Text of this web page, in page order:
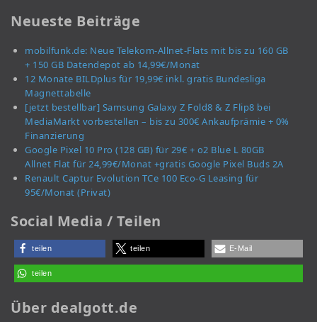
Neueste Beiträge
mobilfunk.de: Neue Telekom-Allnet-Flats mit bis zu 160 GB
+ 150 GB Datendepot ab 14,99€/Monat
12 Monate BILDplus für 19,99€ inkl. gratis Bundesliga
Magnettabelle
[jetzt bestellbar] Samsung Galaxy Z Fold8 & Z Flip8 bei
MediaMarkt vorbestellen – bis zu 300€ Ankaufprämie + 0%
Finanzierung
Google Pixel 10 Pro (128 GB) für 29€ + o2 Blue L 80GB
Allnet Flat für 24,99€/Monat +gratis Google Pixel Buds 2A
Renault Captur Evolution TCe 100 Eco-G Leasing für
95€/Monat (Privat)
Social Media / Teilen
teilen teilen E-Mail
teilen
Über dealgott.de